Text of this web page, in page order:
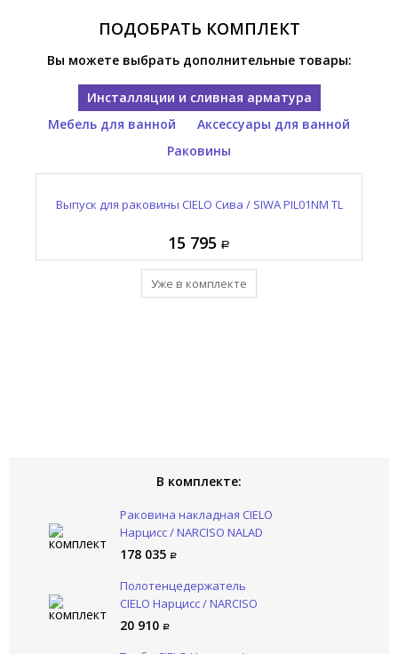
ПОДОБРАТЬ КОМПЛЕКТ
Вы можете выбрать дополнительные товары:
Инсталляции и сливная арматура
Мебель для ванной
Аксессуары для ванной
Раковины
Выпуск для раковины CIELO Сива / SIWA PIL01NM TL
15 795
Уже в комплекте
Консоль для раковины CIELO Нарцисс / NARCISO
137 865
Уже в комплекте
Полотенцедержатель CIELO Нарцисс / NARCISO
20 910
Уже в комплекте
Раковина накладная CIELO Нарцисс / NARCISO
178 035
Уже в комплекте
В комплекте:
Раковина накладная CIELO
Нарцисс / NARCISO NALAD
TL
178 035
Полотенцедержатель
CIELO Нарцисс / NARCISO
NAPL NM
20 910